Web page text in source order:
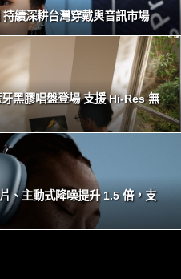
續深耕台灣穿戴與音訊市場
黑膠唱盤登場 支援 Hi-Res 無
、主動式降噪提升 1.5 倍，支